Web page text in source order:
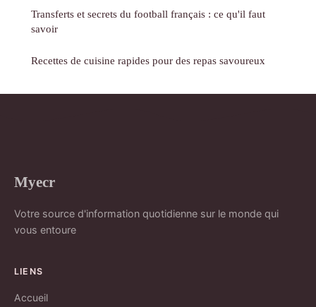
Transferts et secrets du football français : ce qu'il faut
savoir
Recettes de cuisine rapides pour des repas savoureux
Myecr
Votre source d'information quotidienne sur le monde qui
vous entoure
LIENS
Accueil